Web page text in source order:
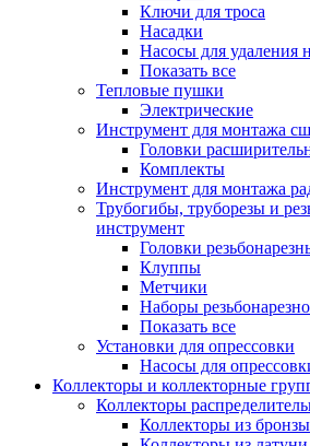
Ключи для троса
Насадки
Насосы для удаления
Показать все
Тепловые пушки
Электрические
Инструмент для монтажа
Головки
Комплекты
Инструмент для монтажа
Трубогибы, труборезы и
инструмент
Головки
Клуппы
Метчики
Наборы
Показать все
Установки для опрессовки
Насосы для
Коллекторы и коллекторные
Коллекторы
Коллекторы из бронзы